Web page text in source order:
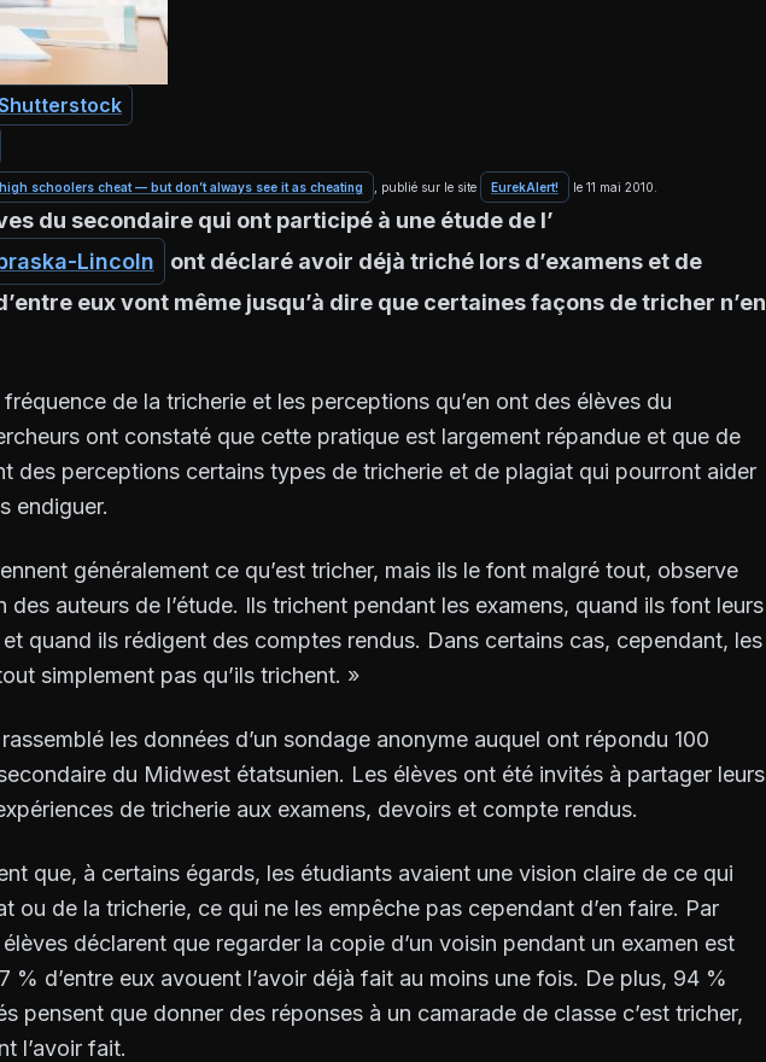
schoolers cheat — but don’t always see it as cheating , publié sur le site EurekAlert! le 11 mai 2010.
du secondaire qui ont participé à une étude de l’
Lincoln
ont déclaré avoir déjà triché lors d’examens et de
eux vont même jusqu’à dire que certaines façons de tricher n’en
fréquence de la tricherie et les perceptions qu’en ont des élèves du
ont constaté que cette pratique est largement répandue et que de
des perceptions certains types de tricherie et de plagiat qui pourront aider
endiguer.
généralement ce qu’est tricher, mais ils le font malgré tout, observe
des auteurs de l’étude. Ils trichent pendant les examens, quand ils font leurs
quand ils rédigent des comptes rendus. Dans certains cas, cependant, les
simplement pas qu’ils trichent. »
les données d’un sondage anonyme auquel ont répondu 100
du Midwest étatsunien. Les élèves ont été invités à partager leurs
de tricherie aux examens, devoirs et compte rendus.
que, à certains égards, les étudiants avaient une vision claire de ce qui
ou de la tricherie, ce qui ne les empêche pas cependant d’en faire. Par
déclarent que regarder la copie d’un voisin pendant un examen est
% d’entre eux avouent l’avoir déjà fait au moins une fois. De plus, 94 %
pensent que donner des réponses à un camarade de classe c’est tricher,
l’avoir fait.